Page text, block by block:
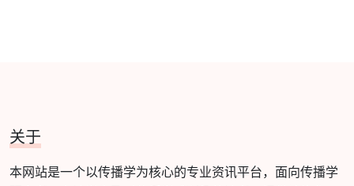
关于
本网站是一个以传播学为核心的专业资讯平台，面向传播学